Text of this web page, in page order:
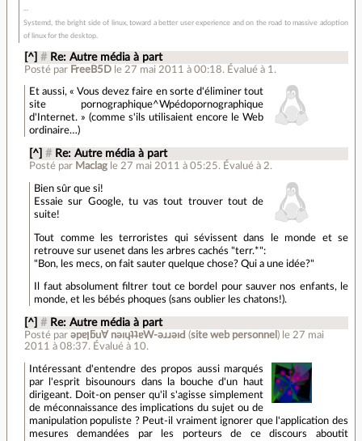
Systemd, the bright side of linux, toward a better user experience and on the road to massive adoption
of linux for the desktop.
[^] # Re: Autre média à part
Posté par FreeB5D le 27 mai 2011 à 00:18. Évalué à 1 .
Et aussi, « Vous devez faire en sorte d'éliminer tout
site pornographique^Wpédopornographique
d'Internet. » (comme s'ils utilisaient encore le Web
ordinaire…)
[^] # Re: Autre média à part
Posté par Maclag le 27 mai 2011 à 05:25. Évalué à 2.
Bien sûr que si!
Essaie sur Google, tu vas tout trouver tout de
suite!
Tout comme les terroristes qui sévissent dans le monde et se
retrouve sur usenet dans les arbres cachés "terr.*":
"Bon, les mecs, on fait sauter quelque chose? Qui a une idée?"
Il faut absolument filtrer tout ce bordel pour sauver nos enfants, le
monde, et les bébés phoques (sans oublier les chatons!).
[^] # Re: Autre média à part
Posté par ǝpɐןƃu∀ nǝıɥʇʇɐW-ǝɹɹǝıԀ (site web personnel ) le 27 mai
2011 à 08:37. Évalué à 10.
Intéressant d'entendre des propos aussi marqués
par l'esprit bisounours dans la bouche d'un haut
dirigeant. Doit-on penser qu'il s'agisse simplement
de méconnaissance des implications du sujet ou de
manipulation populiste ? Peut-il vraiment ignorer que l'application des
mesures demandées par les porteurs de ce discours aboutit